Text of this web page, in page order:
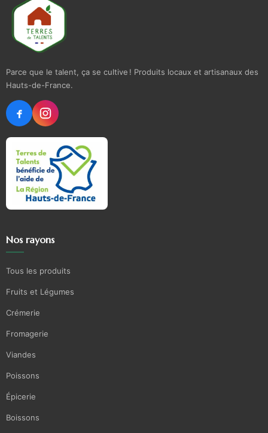
Parce que le talent, ça se cultive ! Produits locaux et artisanaux des
Hauts-de-France.
Nos rayons
Tous les produits
Fruits et Légumes
Crémerie
Fromagerie
Viandes
Poissons
Épicerie
Boissons